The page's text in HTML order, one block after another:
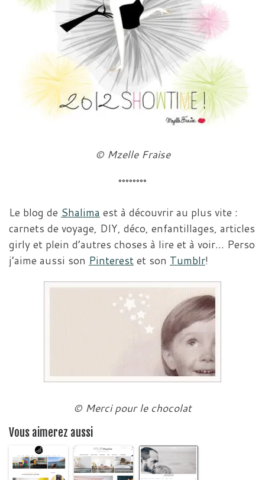
© Mzelle Fraise
°°°°°°°°
Le blog de Shalima est à découvrir au plus vite :
carnets de voyage, DIY, déco, enfantillages, articles
girly et plein d’autres choses à lire et à voir… Perso
j’aime aussi son Pinterest et son Tumblr!
© Merci pour le chocolat
Vous aimerez aussi